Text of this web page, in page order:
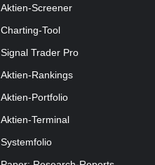
Aktien-Screener
Charting-Tool
Signal Trader Pro
Aktien-Rankings
Aktien-Portfolio
Aktien-Terminal
Systemfolio